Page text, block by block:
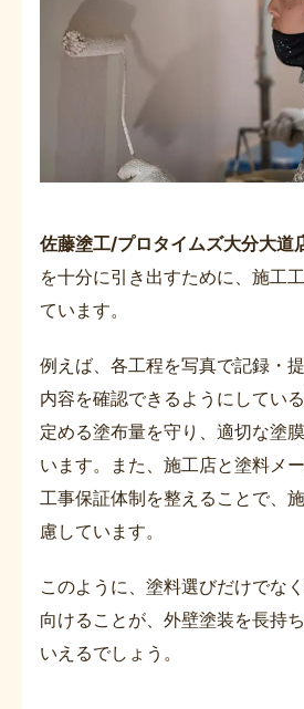
佐藤塗工/プロタイムズ大分大道
を十分に引き出すために、施工
ています。
例えば、各工程を写真で記録・
内容を確認できるようにしてい
定める塗布量を守り、適切な塗
います。また、施工店と塗料メ
工事保証体制を整えることで、
慮しています。
このように、塗料選びだけでな
向けることが、外壁塗装を長持
いえるでしょう。